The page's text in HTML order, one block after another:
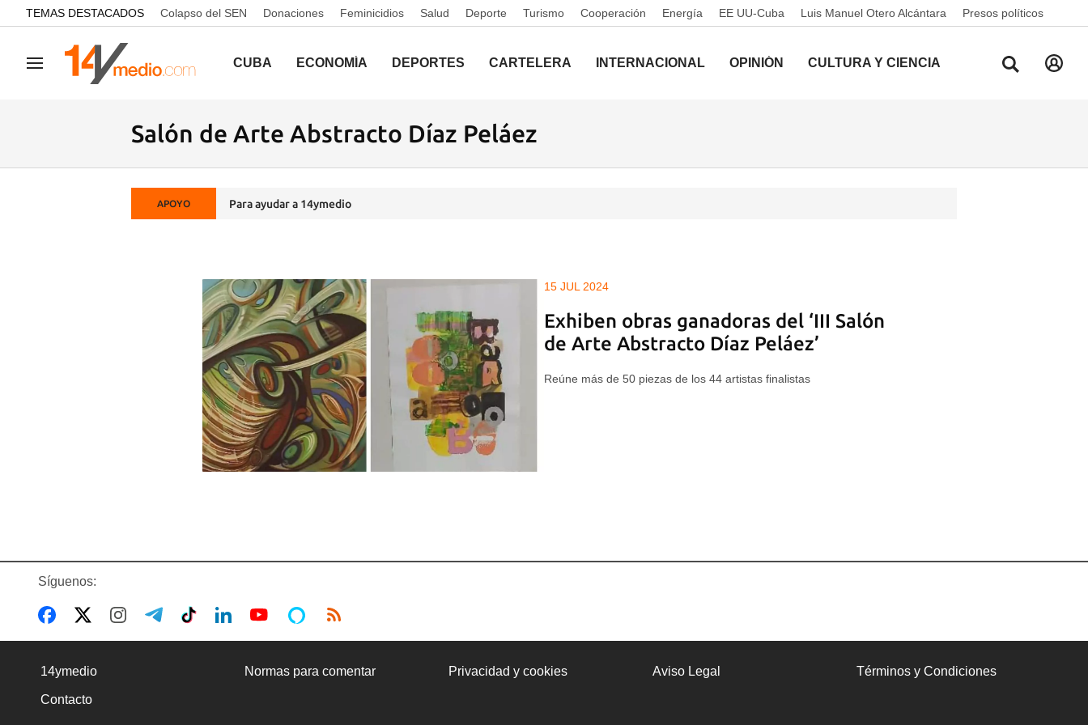
common.go-to-content
TEMAS DESTACADOS Colapso del SEN Donaciones Feminicidios Salud Deporte Turismo Cooperación Energía EE UU-Cuba Luis Manuel Otero Alcántara Presos políticos
Navegación CUBA ECONOMÍA DEPORTES CARTELERA INTERNACIONAL OPINIÓN CULTURA Y CIENCIA
Salón de Arte Abstracto Díaz Peláez
APOYO Para ayudar a 14ymedio
15 JUL 2024
Exhiben obras ganadoras del ‘III Salón
de Arte Abstracto Díaz Peláez’
Reúne más de 50 piezas de los 44 artistas finalistas
Síguenos:
14ymedio Normas para comentar Privacidad y cookies Aviso Legal Términos y Condiciones
Contacto